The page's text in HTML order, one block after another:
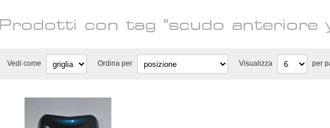
Prodotti con tag "scudo anteriore
Vedi come Ordina per Visualizza per